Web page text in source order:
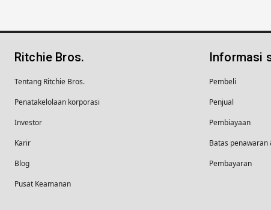
Ritchie Bros.
Tentang Ritchie Bros.
Penatakelolaan korporasi
Investor
Karir
Blog
Pusat Keamanan
Informasi
Pembeli
Penjual
Pembiayaan
Batas penawaran
Pembayaran